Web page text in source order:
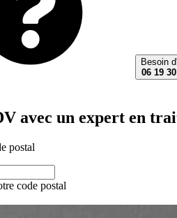
Besoin
06 19
avec un expert en
postal
code postal